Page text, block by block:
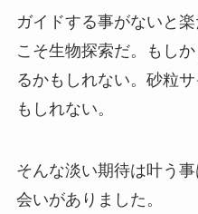
ガイドする事がないと
こそ生物探索だ。もし
るかもしれない。砂粒
もしれない。
そんな淡い期待は叶う
会いがありました。